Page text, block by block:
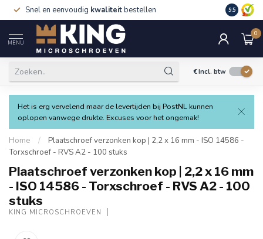
Snel en eenvoudig kwaliteitbestellen 9.5
MENU
0
€Incl. btw
Het is erg vervelend maar de levertijden bij PostNL kunnen
oplopen vanwege drukte. Excuses voor het ongemak!
Home /
Plaatschroef verzonken kop | 2,2 x 16 mm - ISO 14586 -
Torxschroef - RVS A2 - 100 stuks
Plaatschroef verzonken kop | 2,2 x 16 mm
- ISO 14586 - Torxschroef - RVS A2 - 100
stuks
KING MICROSCHROEVEN